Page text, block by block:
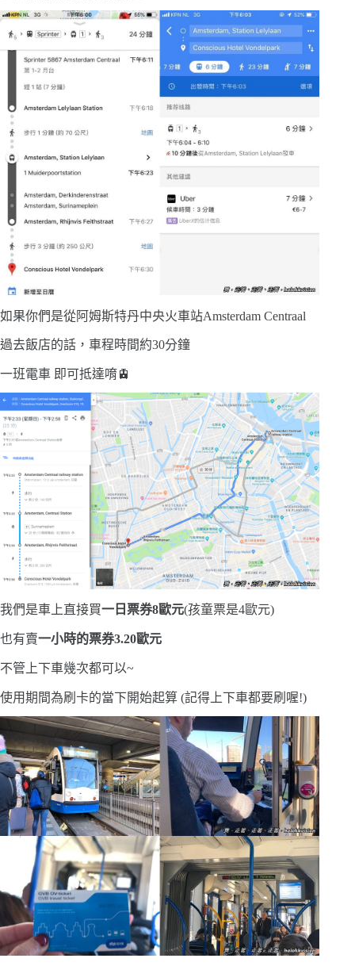
如果你們是從阿姆斯特丹中央火車站Amsterdam Centraal
過去飯店的話，車程時間約30分鐘
一班電車 即可抵達唷🚊
我們是車上直接買一日票券8歐元(孩童票是4歐元)
也有賣一小時的票券3.20歐元
不管上下車幾次都可以~
使用期間為刷卡的當下開始起算 (記得上下車都要刷喔!)